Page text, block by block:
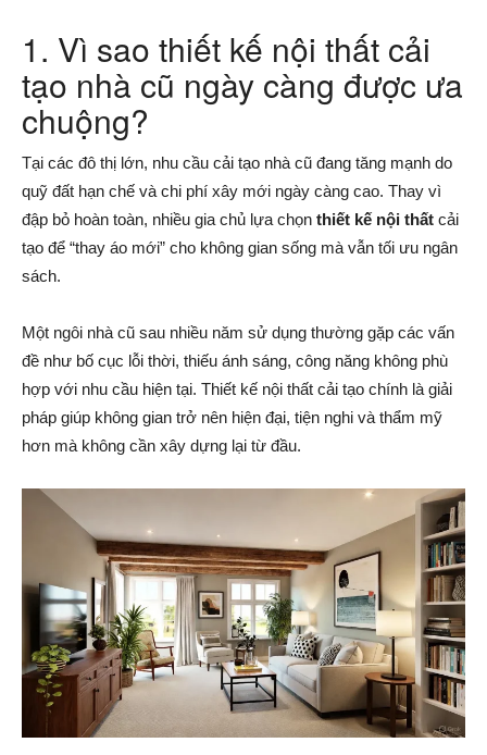
1. Vì sao thiết kế nội thất cải
tạo nhà cũ ngày càng được ưa
chuộng?
Tại các đô thị lớn, nhu cầu cải tạo nhà cũ đang tăng mạnh do
quỹ đất hạn chế và chi phí xây mới ngày càng cao. Thay vì
đập bỏ hoàn toàn, nhiều gia chủ lựa chọnthiết kế nội thất cải
tạo để “thay áo mới” cho không gian sống mà vẫn tối ưu ngân
sách.
Một ngôi nhà cũ sau nhiều năm sử dụng thường gặp các vấn
đề như bố cục lỗi thời, thiếu ánh sáng, công năng không phù
hợp với nhu cầu hiện tại. Thiết kế nội thất cải tạo chính là giải
pháp giúp không gian trở nên hiện đại, tiện nghi và thẩm mỹ
hơn mà không cần xây dựng lại từ đầu.